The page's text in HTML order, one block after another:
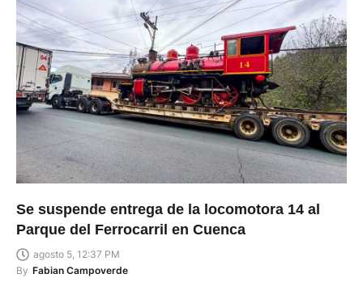
Se suspende entrega de la locomotora 14 al
Parque del Ferrocarril en Cuenca
agosto 5, 12:37 PM
By Fabian Campoverde